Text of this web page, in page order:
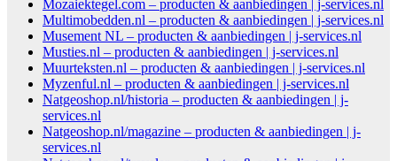
Mozaiektegel.com – producten & aanbiedingen | j-services.nl
Multimobedden.nl – producten & aanbiedingen | j-services.nl
Musement NL – producten & aanbiedingen | j-services.nl
Musties.nl – producten & aanbiedingen | j-services.nl
Muurteksten.nl – producten & aanbiedingen | j-services.nl
Myzenful.nl – producten & aanbiedingen | j-services.nl
Natgeoshop.nl/historia – producten & aanbiedingen | j-
services.nl
Natgeoshop.nl/magazine – producten & aanbiedingen | j-
services.nl